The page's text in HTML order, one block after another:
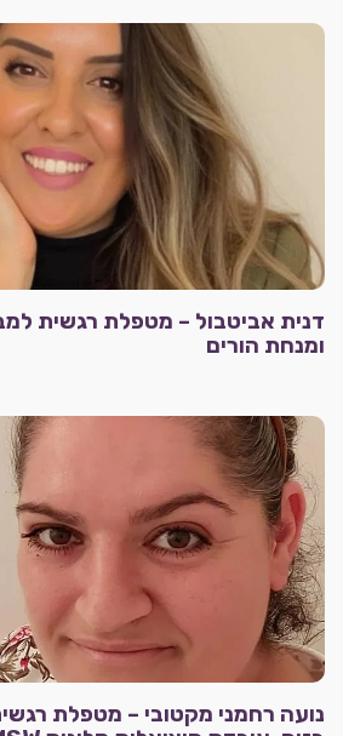
דנית אביטבול – מטפלת רגשית
ומנחת הורים
נועה רחמני מקטובי – מטפלת